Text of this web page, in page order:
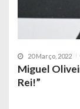
20 Março, 2022
Miguel
Rei!”